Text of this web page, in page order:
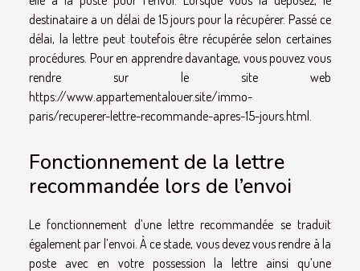
destinataire a un délai de 15 jours pour la récupérer. Passé ce
délai, la lettre peut toutefois être récupérée selon certaines
procédures. Pour en apprendre davantage, vous pouvez vous
rendre sur le site web
https://www.appartementalouer.site/immo-
paris/recuperer-lettre-recommande-apres-15-jours.html
Fonctionnement de la lettre
recommandée lors de l’envoi
Le fonctionnement d’une lettre recommandée se traduit
également par l’envoi. À ce stade, vous devez vous rendre à la
poste avec en votre possession la lettre ainsi qu’une